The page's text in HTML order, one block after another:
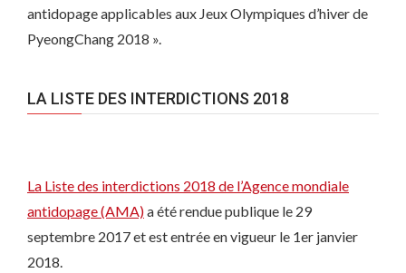
antidopage applicables aux Jeux Olympiques d’hiver de
PyeongChang 2018 ».
LA LISTE DES INTERDICTIONS 2018
La Liste des interdictions 2018 de l’Agence mondiale
antidopage (AMA)a été rendue publique le 29
septembre 2017 et est entrée en vigueur le 1er janvier
2018.